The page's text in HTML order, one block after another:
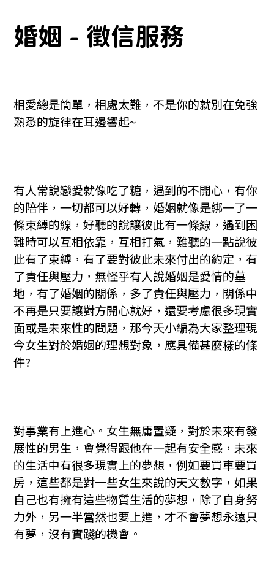
婚姻 - 徵信服務
相愛總是簡單，相處太難，不是你的就別在免強
熟悉的旋律在耳邊響起~
有人常說戀愛就像吃了糖，遇到的不開心，有你
的陪伴，一切都可以好轉，婚姻就像是綁一了一
條束縛的線，好聽的說讓彼此有一條線，遇到困
難時可以互相依靠，互相打氣，難聽的一點說彼
此有了束縛，有了要對彼此未來付出的約定，有
了責任與壓力，無怪乎有人說婚姻是愛情的墓
地，有了婚姻的關係，多了責任與壓力，關係中
不再是只要讓對方開心就好，還要考慮很多現實
面或是未來性的問題，那今天小編為大家整理現
今女生對於婚姻的理想對象，應具備甚麼樣的條
件?
對事業有上進心。女生無庸置疑，對於未來有發
展性的男生，會覺得跟他在一起有安全感，未來
的生活中有很多現實上的夢想，例如要買車要買
房，這些都是對一些女生來說的天文數字，如果
自己也有擁有這些物質生活的夢想，除了自身努
力外，另一半當然也要上進，才不會夢想永遠只
有夢，沒有實踐的機會。